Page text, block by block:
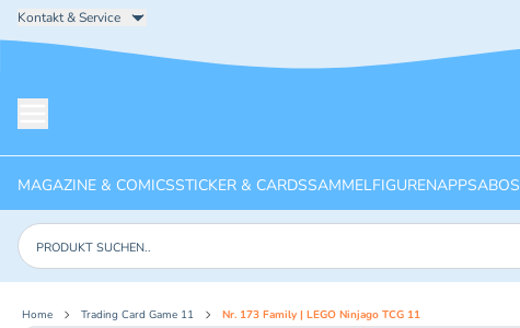
Kontakt & Service
MAGAZINE & COMICSSTICKER & CARDSSAMMELFIGURENAPPSABOS
Produkte suchen
Home Trading Card Game 11 Nr. 173 Family | LEGO Ninjago TCG 11